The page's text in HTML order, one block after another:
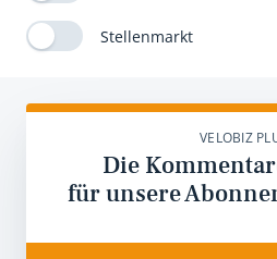
Stellenmarkt
VELOBIZ
Die
für unsere